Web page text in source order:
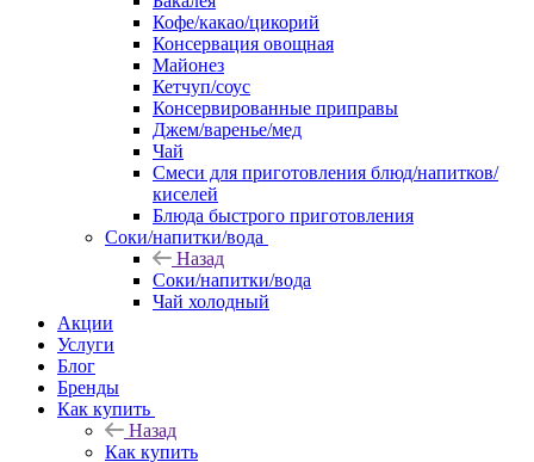
Кофе/какао/цикорий
Консервация овощная
Майонез
Кетчуп/соус
Консервированные приправы
Джем/варенье/мед
Чай
Смеси для приготовления блюд/напитков/
киселей
Блюда быстрого приготовления
Соки/напитки/вода
Назад
Соки/напитки/вода
Чай холодный
Акции
Услуги
Блог
Бренды
Как купить
Назад
Как купить